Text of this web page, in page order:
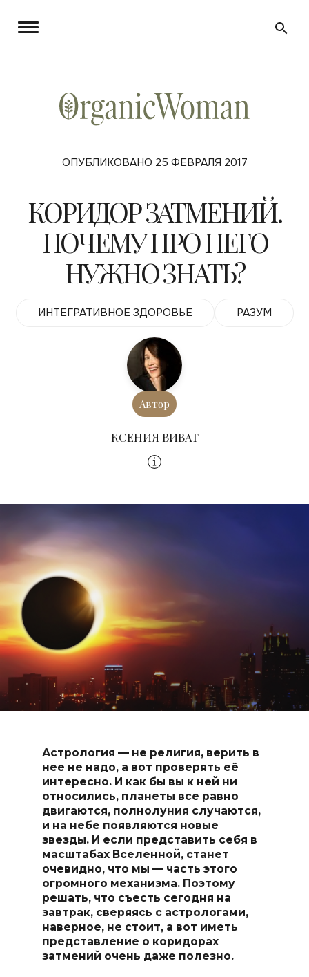
ОПУБЛИКОВАНО 25 ФЕВРАЛЯ 2017
КОРИДОР ЗАТМЕНИЙ.
ПОЧЕМУ ПРО НЕГО
НУЖНО ЗНАТЬ?
ИНТЕГРАТИВНОЕ ЗДОРОВЬЕ РАЗУМ
Автор
КСЕНИЯ ВИВАТ
Астрология — не религия, верить в
нее не надо, а вот проверять её
интересно. И как бы вы к ней ни
относились, планеты все равно
двигаются, полнолуния случаются,
и на небе появляются новые
звезды. И если представить себя в
масштабах Вселенной, станет
очевидно, что мы — часть этого
огромного механизма. Поэтому
решать, что съесть сегодня на
завтрак, сверяясь с астрологами,
наверное, не стоит, а вот иметь
представление о коридорах
затмений очень даже полезно.